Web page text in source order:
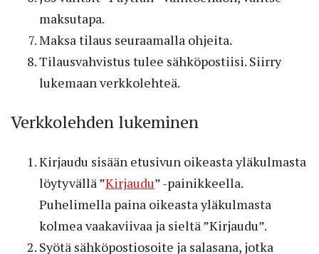
maksutapa.
Maksa tilaus seuraamalla ohjeita.
Tilausvahvistus tulee sähköpostiisi. Siirry
lukemaan verkkolehteä.
Verkkolehden lukeminen
Kirjaudu sisään etusivun oikeasta yläkulmasta
löytyvällä ”Kirjaudu” -painikkeella.
Puhelimella paina oikeasta yläkulmasta
kolmea vaakaviivaa ja sieltä ”Kirjaudu”.
Syötä sähköpostiosoite ja salasana, jotka